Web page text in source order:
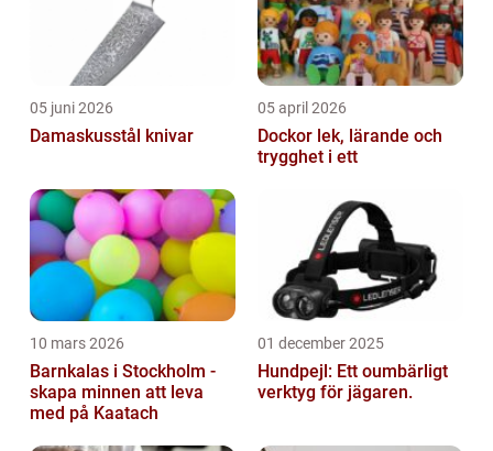
05 juni 2026
Damaskusstål knivar
05 april 2026
Dockor lek, lärande och
trygghet i ett
10 mars 2026
Barnkalas i Stockholm -
skapa minnen att leva
med på Kaatach
01 december 2025
Hundpejl: Ett oumbärligt
verktyg för jägaren.